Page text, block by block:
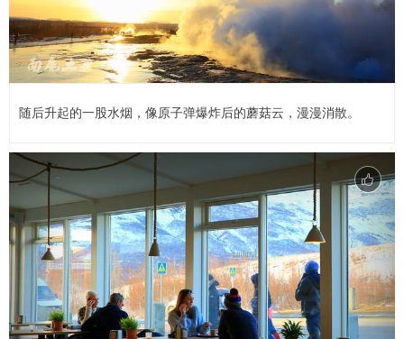
随后升起的一股水烟，像原子弹爆炸后的蘑菇云，漫漫消散。